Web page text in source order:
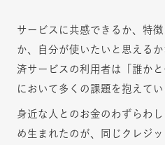
サービスに共感できるか、特
か、自分が使いたいと思える
済サービスの利用者は「誰か
において多くの課題を抱えて
身近な人とのお金のわずらわ
め生まれたのが、同じクレジ